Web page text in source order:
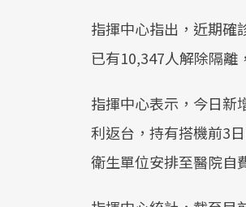
指揮中心指出，近期確
已有10,347人解除隔離
指揮中心表示，今日新
利返台，持有搭機前3
衛生單位安排至醫院自